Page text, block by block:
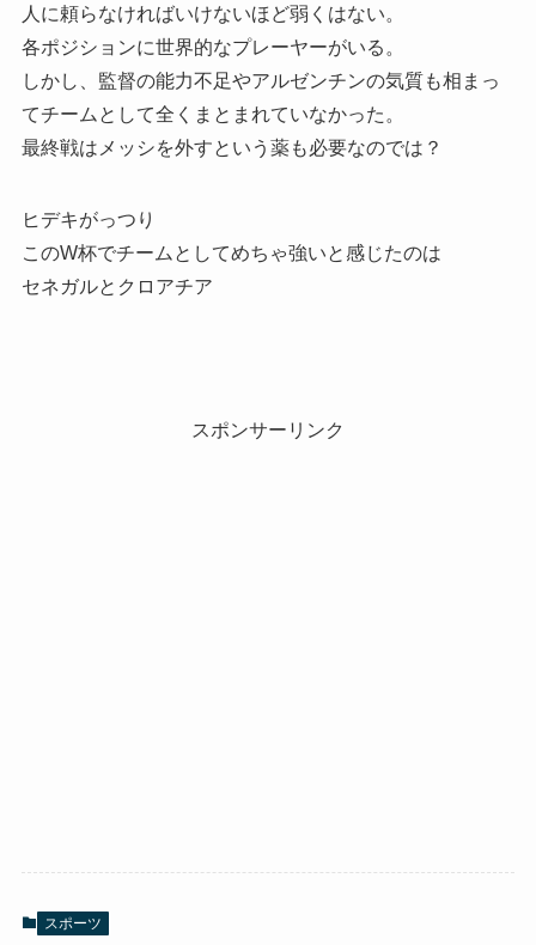
人に頼らなければいけないほど弱くはない。
各ポジションに世界的なプレーヤーがいる。
しかし、監督の能力不足やアルゼンチンの気質も相まっ
てチームとして全くまとまれていなかった。
最終戦はメッシを外すという薬も必要なのでは？
ヒデキがっつり
このW杯でチームとしてめちゃ強いと感じたのは
セネガルとクロアチア
スポンサーリンク
スポーツ